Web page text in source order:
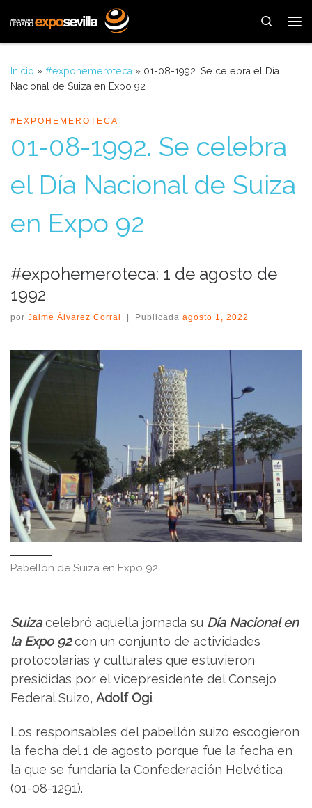
Saltar al contenido
Search
Inicio » #expohemeroteca » 01-08-1992. Se celebra el Día
Nacional de Suiza en Expo 92
#EXPOHEMEROTECA
01-08-1992. Se celebra
el Día Nacional de Suiza
en Expo 92
#expohemeroteca: 1 de agosto de
1992
por Jaime Álvarez Corral Publicada agosto 1, 2022
Pabellón de Suiza en Expo 92.
Suizacelebró aquella jornada su Día Nacional en
la Expo 92con un conjunto de actividades
protocolarias y culturales que estuvieron
presididas por el vicepresidente del Consejo
Federal Suizo, Adolf Ogi.
Los responsables del pabellón suizo escogieron
la fecha del 1 de agosto porque fue la fecha en
la que se fundaría la Confederación Helvética
(01-08-1291).